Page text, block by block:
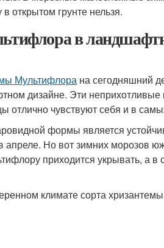
открытом грунте нельзя.
в
Мультифлора на сегодняшний
дизайне. Эти
отлично чувствуют себя и в
формы является
Но вот зимних морозов
приходится укрывать, а
климате сорта